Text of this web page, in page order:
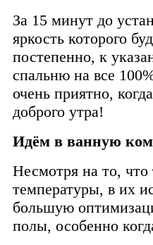
За 15 минут до
яркость которого
постепенно, к
спальню на все
очень приятно,
доброго утра!
Идём в ванную
Несмотря на то,
температуры, в их
большую
полы, особенно